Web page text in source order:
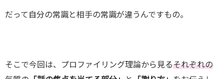
だって自分の常識と相手の常識が違うんですもの。
そこで今回は、プロファイリング理論から見るそれぞれの